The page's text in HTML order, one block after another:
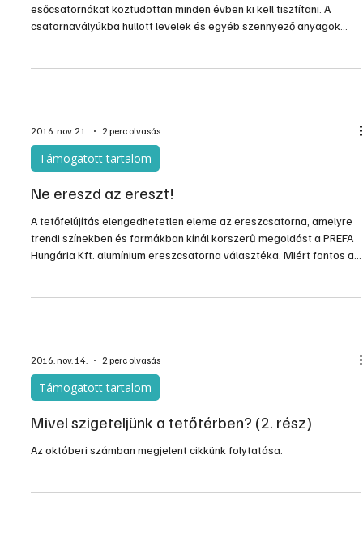
esőcsatornákat köztudottan minden évben ki kell tisztítani. A
csatornavályúkba hullott levelek és egyéb szennyező anyagok
2016. nov. 21. 2 perc olvasás
Támogatott tartalom
Ne ereszd az ereszt!
A tetőfelújítás elengedhetetlen eleme az ereszcsatorna, amelyre
trendi színekben és formákban kínál korszerű megoldást a PREFA
Hungária Kft. alumínium ereszcsatorna választéka. Miért fontos az
2016. nov. 14. 2 perc olvasás
Támogatott tartalom
Mivel szigeteljünk a tetőtérben? (2. rész)
Az októberi számban megjelent cikkünk folytatása.